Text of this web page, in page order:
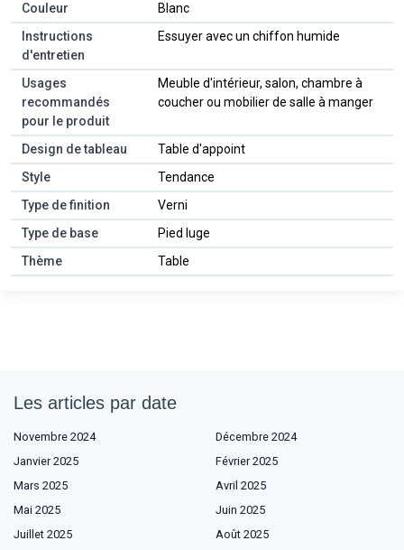
Couleur
Blanc
Instructions
d'entretien
Essuyer avec un chiffon humide
Usages
recommandés
pour le produit
Meuble d'intérieur, salon, chambre à
coucher ou mobilier de salle à manger
Design de tableau
Table d'appoint
Style
Tendance
Type de finition
Verni
Type de base
Pied luge
Thème
Table
Les articles par date
Novembre 2024
Décembre 2024
Janvier 2025
Février 2025
Mars 2025
Avril 2025
Mai 2025
Juin 2025
Juillet 2025
Août 2025